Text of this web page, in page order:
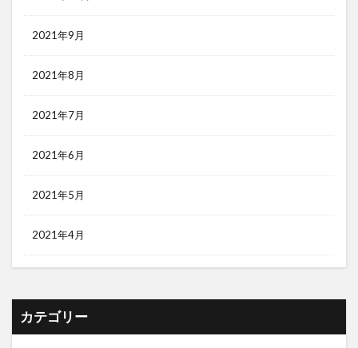
2021年9月
2021年8月
2021年7月
2021年6月
2021年5月
2021年4月
カテゴリー